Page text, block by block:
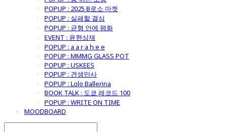
POPUP : 2025 B로소 마켓
POPUP : 실패할 결심
POPUP : 균형 안에 평화
EVENT : 윤현상재
POPUP : a a r a h e e
POPUP : MMMG GLASS POT
POPUP : USKEES
POPUP : 견생만사
POPUP : Lolo Ballerina
BOOK TALK : 도쿄 레코드 100
POPUP : WRITE ON TIME
MOODBOARD